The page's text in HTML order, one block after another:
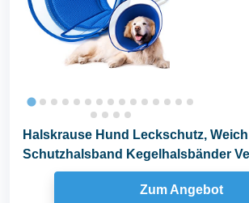
Halskrause Hund Leckschutz, Weich
Schutzhalsband Kegelhalsbänder
Genesungshalsband...
Zum Angebot